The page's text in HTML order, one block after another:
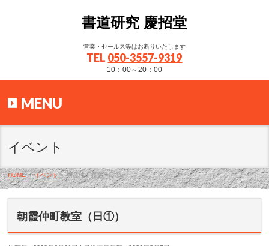
書道研究 慶招堂
営業・セールス等はお断りいたします
TEL 050-3557-9319
10：00～20：00
MENU
イベント
HOME» イベント» 朝霞仲町教室（日①）
朝霞仲町教室（日①）